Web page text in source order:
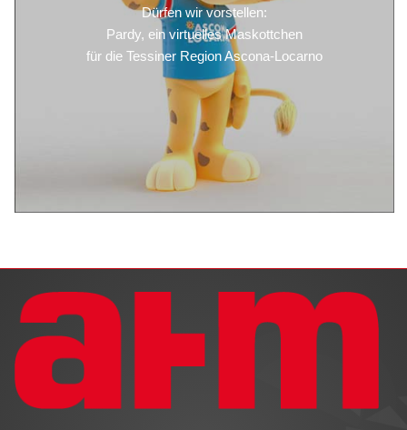
Dürfen wir vorstellen:
Pardy, ein virtuelles Maskottchen
für die Tessiner Region Ascona-Locarno